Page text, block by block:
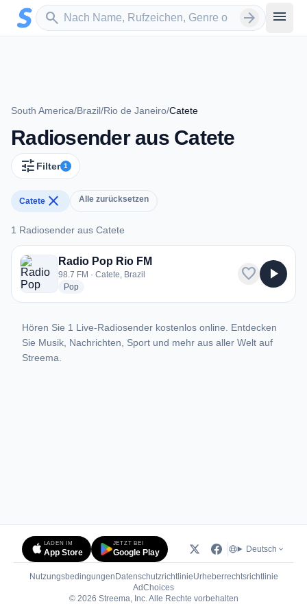
Zum Hauptinhalt springen
search
Sender suchen arrow_forward menu
South America/Brazil/Rio de Janeiro/Catete
Radiosender aus Catete
tune Filter 1
Catete close Alle zurücksetzen
1 Radiosender aus Catete
1 Radiosender aus Catete
Radio Pop Rio FM
98.7 FM · Catete, Brazil
Popradio stations
favorite play_arrow
Hören Sie 1 Live-Radiosender kostenlos online. Entdecken
Sie Musik, Nachrichten, Sport und mehr aus aller Welt auf
Streema.
LADEN IM
App Store
JETZT BEI
Google Play Deutsch
Nutzungsbedingungen DatenschutzrichtlinieUrheberrechtsrichtlinie
AdChoices(öffnet in neuem Tab)
© 2026 Streema, Inc. Alle Rechte vorbehalten